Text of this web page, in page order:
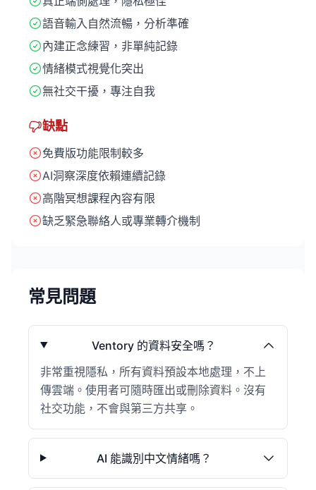
語音輸入自然流暢，分析準確
內建正念練習，非單純記錄
情緒模式視覺化突出
無社交干擾，專注自我
缺點
免費版功能限制較多
AI洞察深度依賴連續記錄
高階冥想課程內容有限
缺乏緊急聯絡人或專業轉介機制
常見問題
Ventory 的資料安全嗎？
非常重視隱私，所有資料預設本地處理，不上
傳雲端。使用者可隨時匯出或刪除資料。沒有
社交功能，不會與第三方共享。
AI 能識別中文情緒嗎？